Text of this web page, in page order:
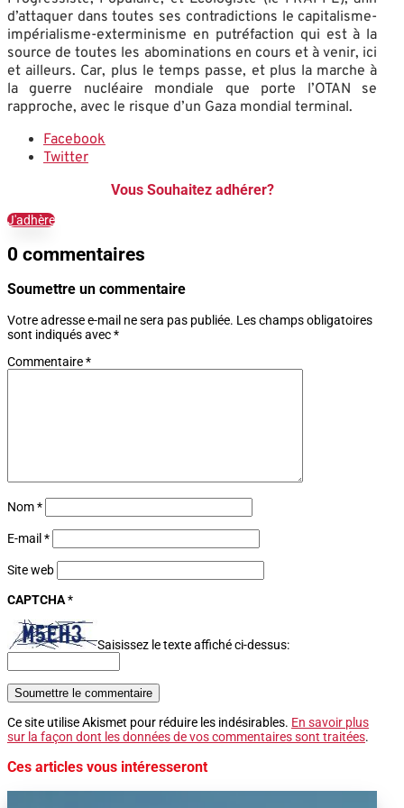
d’attaquer dans toutes ses contradictions le capitalisme-
impérialisme-exterminisme en putréfaction qui est à la
source de toutes les abominations en cours et à venir, ici
et ailleurs. Car, plus le temps passe, et plus la marche à
la guerre nucléaire mondiale que porte l’OTAN se
rapproche, avec le risque d’un Gaza mondial terminal.
Facebook
Twitter
Vous Souhaitez adhérer?
J'adhère
0 commentaires
Soumettre un commentaire
Votre adresse e-mail ne sera pas publiée. Les champs obligatoires
sont indiqués avec*
Commentaire*
Nom*
E-mail *
Site web
CAPTCHA*
Saisissez le texte affiché ci-dessus:
Soumettre le commentaire
Ce site utilise Akismet pour réduire les indésirables. En savoir plus
sur la façon dont les données de vos commentaires sont traitées.
Ces articles vous intéresseront